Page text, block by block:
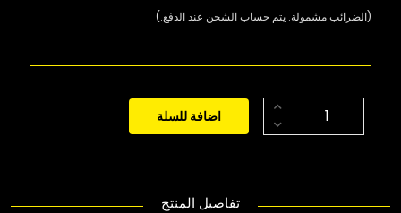
(الضرائب مشمولة. يتم حساب الشحن عند الدفع.)
اضافة للسلة
تفاصيل المنتج